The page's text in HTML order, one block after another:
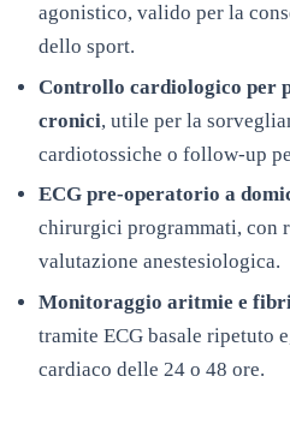
agonistico, valido per la
dello sport.
Controllo cardiologico per
cronici, utile per la
cardiotossiche o follow-up
ECG pre-operatorio a
chirurgici programmati, con
valutazione anestesiologica.
Monitoraggio aritmie e
tramite ECG basale ripetuto
cardiaco delle 24 o 48 ore.